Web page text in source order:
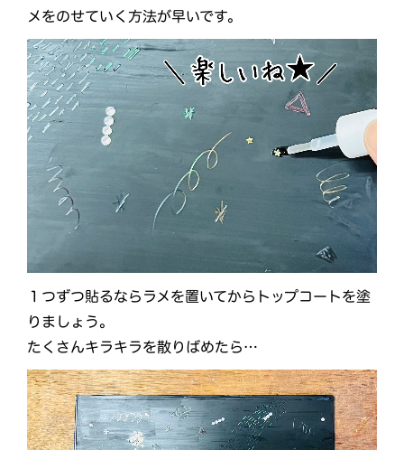
メをのせていく方法が早いです。
１つずつ貼るならラメを置いてからトップコートを塗
りましょう。
たくさんキラキラを散りばめたら…